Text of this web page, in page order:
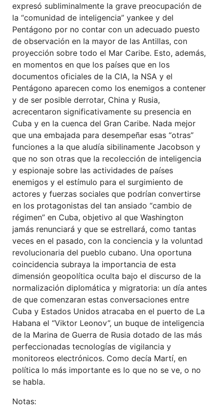
expresó subliminalmente la grave preocupación de
la “comunidad de inteligencia” yankee y del
Pentágono por no contar con un adecuado puesto
de observación en la mayor de las Antillas, con
proyección sobre todo el Mar Caribe. Esto, además,
en momentos en que los países que en los
documentos oficiales de la CIA, la NSA y el
Pentágono aparecen como los enemigos a contener
y de ser posible derrotar, China y Rusia,
acrecentaron significativamente su presencia en
Cuba y en la cuenca del Gran Caribe. Nada mejor
que una embajada para desempeñar esas “otras”
funciones a la que aludía sibilinamente Jacobson y
que no son otras que la recolección de inteligencia
y espionaje sobre las actividades de países
enemigos y el estímulo para el surgimiento de
actores y fuerzas sociales que podrían convertirse
en los protagonistas del tan ansiado “cambio de
régimen” en Cuba, objetivo al que Washington
jamás renunciará y que se estrellará, como tantas
veces en el pasado, con la conciencia y la voluntad
revolucionaria del pueblo cubano. Una oportuna
coincidencia subraya la importancia de esta
dimensión geopolítica oculta bajo el discurso de la
normalización diplomática y migratoria: un día antes
de que comenzaran estas conversaciones entre
Cuba y Estados Unidos atracaba en el puerto de La
Habana el “Viktor Leonov”, un buque de inteligencia
de la Marina de Guerra de Rusia dotado de las más
perfeccionadas tecnologías de vigilancia y
monitoreos electrónicos. Como decía Martí, en
política lo más importante es lo que no se ve, o no
se habla.
Notas: